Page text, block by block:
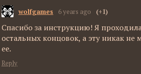
wolfgames 6 years ago (+1)
Спасибо за инструкцию! Я
остальных концовок, а эту никак
ее.
Reply